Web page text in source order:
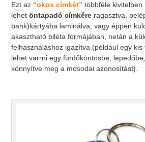
Ezt az “okos címkét” többféle
lehetöntapadó címkére ragasztva,
bank)kártyába laminálva, vagy éppen
akasztható biléta formájában, netán a
felhasználáshoz igazítva (például egy
lehet varrni egy fürdőköntösbe,
könnyítve meg a mosodai azonosítást).